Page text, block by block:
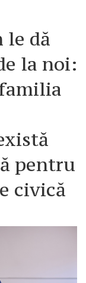
le dă
la noi:
pentru
civică